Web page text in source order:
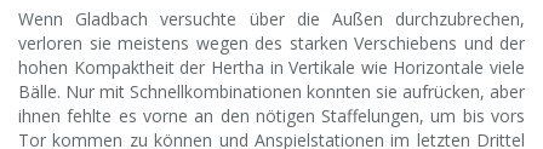
Wenn Gladbach versuchte über die Außen durchzubrechen,
verloren sie meistens wegen des starken Verschiebens und der
hohen Kompaktheit der Hertha in Vertikale wie Horizontale viele
Bälle. Nur mit Schnellkombinationen konnten sie aufrücken, aber
ihnen fehlte es vorne an den nötigen Staffelungen, um bis vors
Tor kommen zu können und Anspielstationen im letzten Drittel